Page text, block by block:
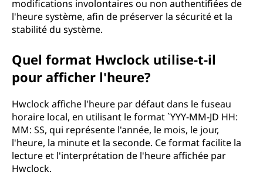
modifications involontaires ou non authentifiées de
l'heure système, afin de préserver la sécurité et la
stabilité du système.
Quel format Hwclock utilise-t-il
pour afficher l'heure?
Hwclock affiche l'heure par défaut dans le fuseau
horaire local, en utilisant le format `YYY-MM-JD HH:
MM: SS, qui représente l'année, le mois, le jour,
l'heure, la minute et la seconde. Ce format facilite la
lecture et l'interprétation de l'heure affichée par
Hwclock.